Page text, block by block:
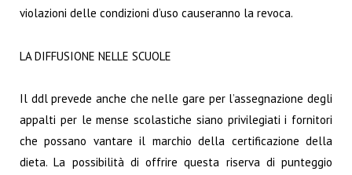
violazioni delle condizioni d’uso causeranno la revoca.
LA DIFFUSIONE NELLE SCUOLE
Il ddl prevede anche che nelle gare per l’assegnazione degli
appalti per le mense scolastiche siano privilegiati i fornitori
che possano vantare il marchio della certificazione della
dieta. La possibilità di offrire questa riserva di punteggio